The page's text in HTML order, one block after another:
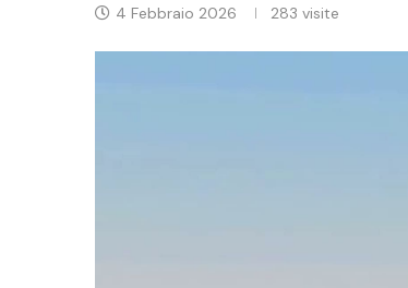
4 Febbraio 2026 283 visite